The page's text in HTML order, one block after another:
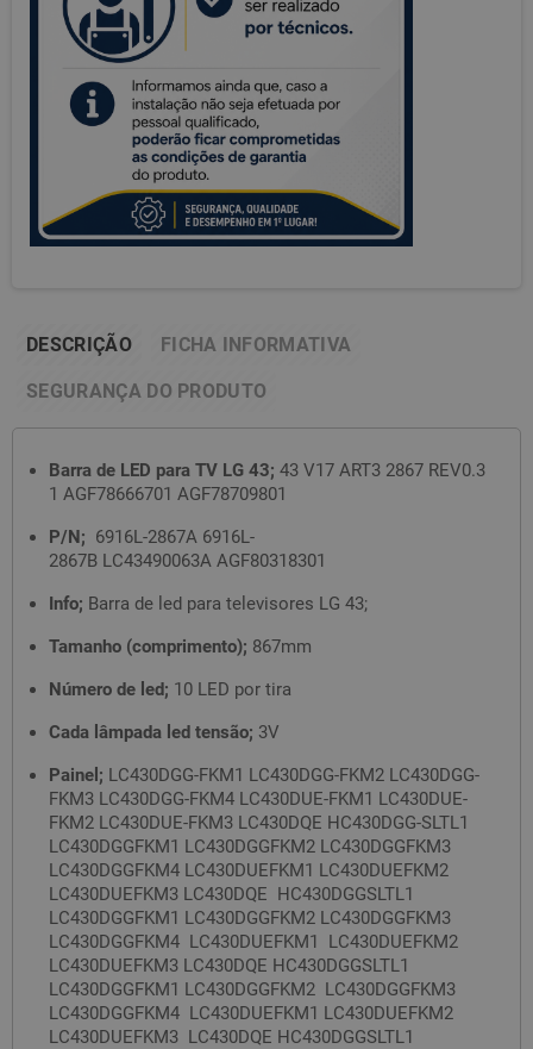
DESCRIÇÃO FICHA INFORMATIVA
SEGURANÇA DO PRODUTO
Barra de LED para TV LG 43; 43 V17 ART3 2867 REV0.3
1 AGF78666701 AGF78709801
P/N; 6916L-2867A 6916L-
2867B LC43490063A AGF80318301
Info; Barra de led para televisores LG 43;
Tamanho (comprimento); 867mm
Número de led; 10 LED por tira
Cada lâmpada led tensão; 3V
Painel; LC430DGG-FKM1 LC430DGG-FKM2 LC430DGG-
FKM3 LC430DGG-FKM4 LC430DUE-FKM1 LC430DUE-
FKM2 LC430DUE-FKM3 LC430DQE HC430DGG-SLTL1
LC430DGGFKM1 LC430DGGFKM2 LC430DGGFKM3
LC430DGGFKM4 LC430DUEFKM1 LC430DUEFKM2
LC430DUEFKM3 LC430DQE HC430DGGSLTL1
LC430DGGFKM1 LC430DGGFKM2 LC430DGGFKM3
LC430DGGFKM4 LC430DUEFKM1 LC430DUEFKM2
LC430DUEFKM3 LC430DQE HC430DGGSLTL1
LC430DGGFKM1 LC430DGGFKM2 LC430DGGFKM3
LC430DGGFKM4 LC430DUEFKM1 LC430DUEFKM2
LC430DUEFKM3 LC430DQE HC430DGGSLTL1